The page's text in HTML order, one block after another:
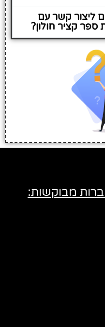
ליצור קשר עם
ספר קציר חולון?
מבוקשות: